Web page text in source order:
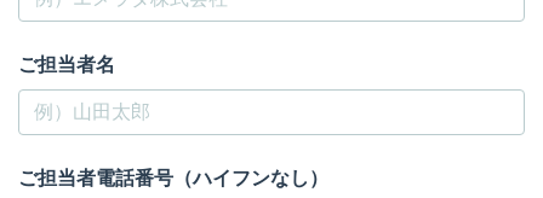
ご担当者名
ご担当者電話番号（ハイフンなし）